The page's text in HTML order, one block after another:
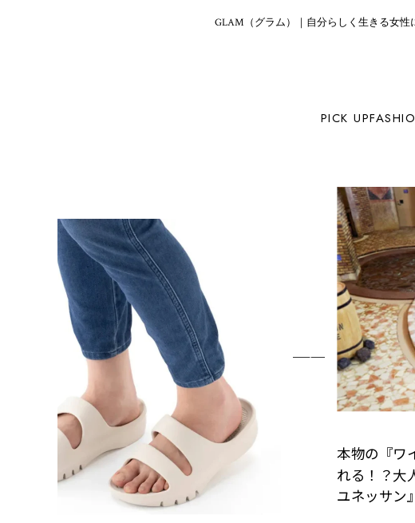
GLAM（グラム）｜自分らしく生きる女性
PICK UP
本物の『ワ
れる！？大
ユネッサン』